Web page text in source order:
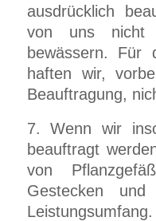
ausdrücklich
von uns
bewässern. Für
haften wir,
Beauftragung,
7. Wenn wir
beauftragt
von
Gestecken